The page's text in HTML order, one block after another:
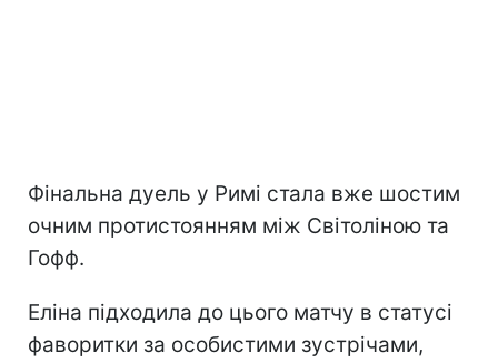
Фінальна дуель у Римі стала вже шостим
очним протистоянням між Світоліною та
Гофф.
Еліна підходила до цього матчу в статусі
фаворитки за особистими зустрічами,